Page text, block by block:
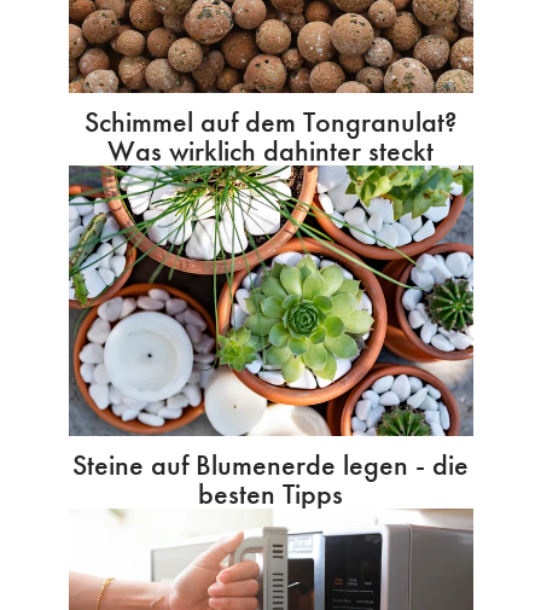
Schimmel auf dem Tongranulat?
Was wirklich dahinter steckt
Steine auf Blumenerde legen - die
besten Tipps